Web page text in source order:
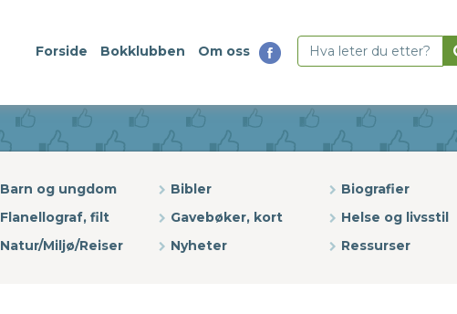
Forside Bokklubben Om oss
Barn og ungdom Bibler
Biografier
Flanellograf, filt Gavebøker, kort
Helse og livsstil
Natur/Miljø/Reiser Nyheter Ressurser